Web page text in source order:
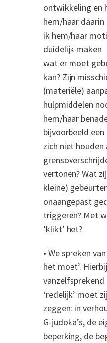
ontwikkeling en
hem/haar daarin
ik hem/haar
duidelijk maken
wat er moet
kan? Zijn
(materiële)
hulpmiddelen
hem/haar
bijvoorbeeld
zich niet
vertonen? Wat
kleine)
onaangepast
triggeren? Met
‘klikt’ het?
• We spreken
het moet’.
vanzelfsprekend
‘redelijk’ moet
zeggen: in
G-judoka’s, de
beperking, de